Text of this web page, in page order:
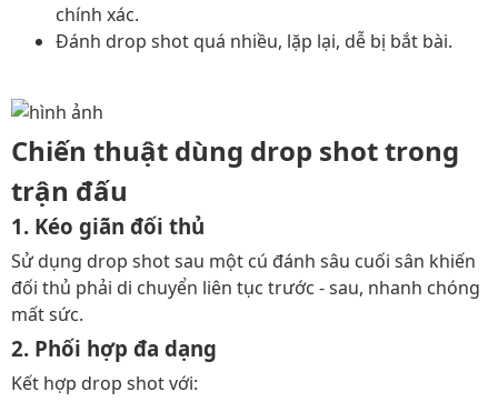
chính xác.
Đánh drop shot quá nhiều, lặp lại, dễ bị bắt bài.
Chiến thuật dùng drop shot trong
trận đấu
1. Kéo giãn đối thủ
Sử dụng drop shot sau một cú đánh sâu cuối sân khiến
đối thủ phải di chuyển liên tục trước - sau, nhanh chóng
mất sức.
2. Phối hợp đa dạng
Kết hợp drop shot với: